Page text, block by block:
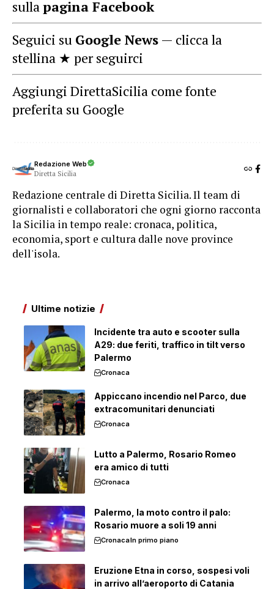
sullapagina Facebook
Seguici su Google News — clicca la
stellina ★ per seguirci
Aggiungi DirettaSicilia come fonte
preferita su Google
Redazione Web
Diretta Sicilia
Redazione centrale di Diretta Sicilia. Il team di
giornalisti e collaboratori che ogni giorno racconta
la Sicilia in tempo reale: cronaca, politica,
economia, sport e cultura dalle nove province
dell'isola.
Ultime notizie
Incidente tra auto e scooter sulla
A29: due feriti, traffico in tilt verso
Palermo
Cronaca
Appiccano incendio nel Parco, due
extracomunitari denunciati
Cronaca
Lutto a Palermo, Rosario Romeo
era amico di tutti
Cronaca
Palermo, la moto contro il palo:
Rosario muore a soli 19 anni
CronacaIn primo piano
Eruzione Etna in corso, sospesi voli
in arrivo all’aeroporto di Catania